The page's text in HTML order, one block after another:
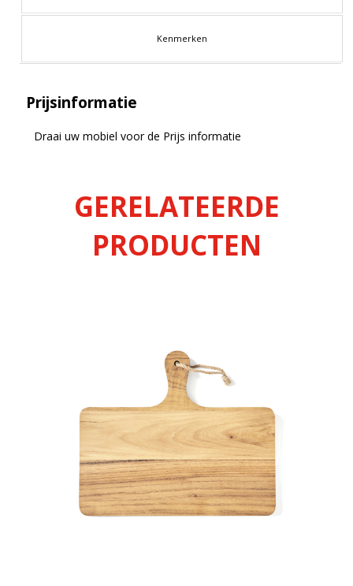
Kenmerken
Prijsinformatie
Draai uw mobiel voor de Prijs informatie
GERELATEERDE
PRODUCTEN